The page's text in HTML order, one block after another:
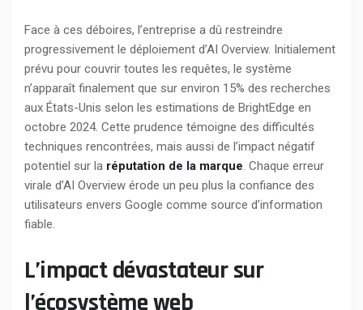
Face à ces déboires, l’entreprise a dû restreindre
progressivement le déploiement d’AI Overview. Initialement
prévu pour couvrir toutes les requêtes, le système
n’apparaît finalement que sur environ 15% des recherches
aux États-Unis selon les estimations de BrightEdge en
octobre 2024. Cette prudence témoigne des difficultés
techniques rencontrées, mais aussi de l’impact négatif
potentiel sur la réputation de la marque . Chaque erreur
virale d’AI Overview érode un peu plus la confiance des
utilisateurs envers Google comme source d’information
fiable.
L’impact dévastateur sur
l’écosystème web